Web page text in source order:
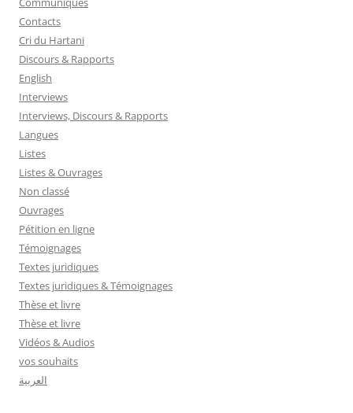
Contacts
Cri du Hartani
Discours & Rapports
English
Interviews
Interviews, Discours & Rapports
Langues
Listes
Listes & Ouvrages
Non classé
Ouvrages
Pétition en ligne
Témoignages
Textes juridiques
Textes juridiques & Témoignages
Thèse et livre
Thèse et livre
Vidéos & Audios
vos souhaits
العربية